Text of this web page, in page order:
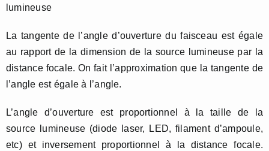
lumineuse
La tangente de l’angle d’ouverture du faisceau est égale
au rapport de la dimension de la source lumineuse par la
distance focale. On fait l’approximation que la tangente de
l’angle est égale à l’angle.
L’angle d’ouverture est proportionnel à la taille de la
source lumineuse (diode laser, LED, filament d’ampoule,
etc) et inversement proportionnel à la distance focale.